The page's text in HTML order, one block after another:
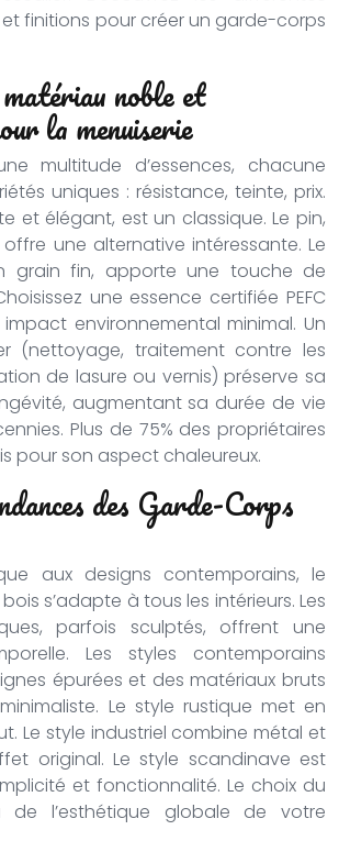
et finitions pour créer un garde-corps
noble et
la menuiserie
multitude d’essences, chacune
uniques : résistance, teinte, prix.
et élégant, est un classique. Le pin,
une alternative intéressante. Le
grain fin, apporte une touche de
une essence certifiée PEFC
environnemental minimal. Un
(nettoyage, traitement contre les
de lasure ou vernis) préserve sa
augmentant sa durée de vie
Plus de 75% des propriétaires
pour son aspect chaleureux.
des Garde-Corps
aux designs contemporains, le
s’adapte à tous les intérieurs. Les
parfois sculptés, offrent une
Les styles contemporains
épurées et des matériaux bruts
Le style rustique met en
Le style industriel combine métal et
original. Le style scandinave est
et fonctionnalité. Le choix du
de l’esthétique globale de votre